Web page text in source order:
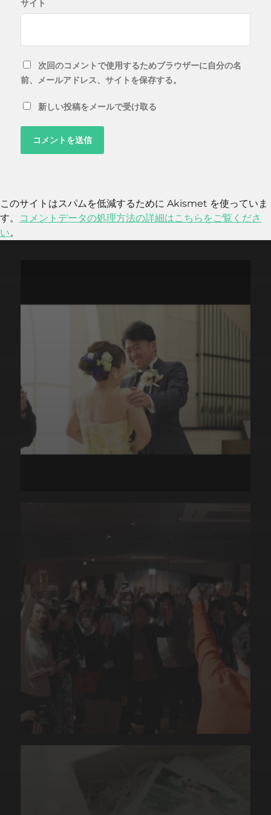
サイト
次回のコメントで使用するためブラウザーに自分の名
前、メールアドレス、サイトを保存する。
新しい投稿をメールで受け取る
このサイトはスパムを低減するために Akismet を使っていま
す。
コメントデータの処理方法の詳細はこちらをご覧くださ
い。